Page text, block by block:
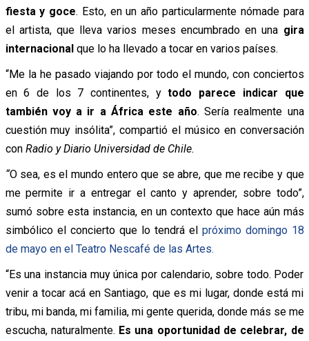
fiesta y goce. Esto, en un año particularmente nómade para
el artista, que lleva varios meses encumbrado en una gira
internacionalque lo ha llevado a tocar en varios países.
“Me la he pasado viajando por todo el mundo, con conciertos
en 6 de los 7 continentes, ytodo parece indicar que
también voy a ir a África este año. Sería realmente una
cuestión muy insólita”, compartió el músico en conversación
con Radio y Diario Universidad de Chile.
“O sea, es el mundo entero que se abre, que me recibe y que
me permite ir a entregar el canto y aprender, sobre todo”,
sumó sobre esta instancia, en un contexto que hace aún más
simbólico el concierto que lo tendrá el próximo domingo 18
de mayo en el Teatro Nescafé de las Artes.
“Es una instancia muy única por calendario, sobre todo. Poder
venir a tocar acá en Santiago, que es mi lugar, donde está mi
tribu, mi banda, mi familia, mi gente querida, donde más se me
escucha, naturalmente. Es una oportunidad de celebrar, de